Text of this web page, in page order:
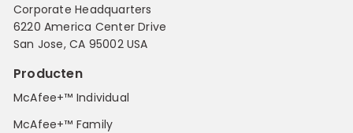
Corporate Headquarters
6220 America Center Drive
San Jose, CA 95002 USA
Producten
McAfee+™ Individual
McAfee+™ Family